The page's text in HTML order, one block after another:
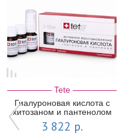
Tete
Гиалуроновая кислота с
хитозаном и пантенолом
(Hyaluronic acid & Hydroxan
and Pa...
3 822 р.